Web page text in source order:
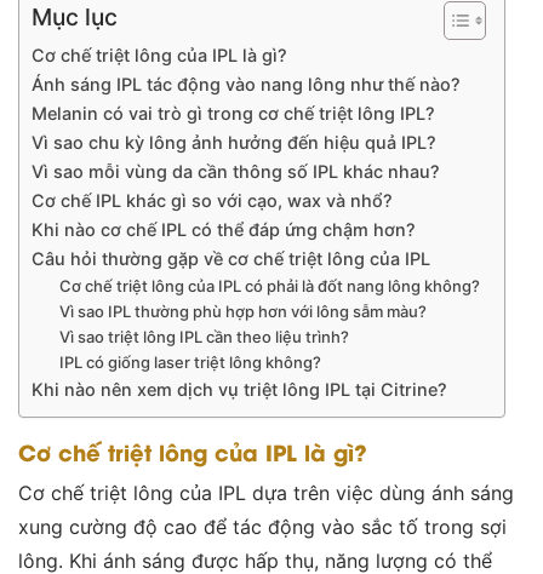
Mục lục
Cơ chế triệt lông của IPL là gì?
Ánh sáng IPL tác động vào nang lông như thế nào?
Melanin có vai trò gì trong cơ chế triệt lông IPL?
Vì sao chu kỳ lông ảnh hưởng đến hiệu quả IPL?
Vì sao mỗi vùng da cần thông số IPL khác nhau?
Cơ chế IPL khác gì so với cạo, wax và nhổ?
Khi nào cơ chế IPL có thể đáp ứng chậm hơn?
Câu hỏi thường gặp về cơ chế triệt lông của IPL
Cơ chế triệt lông của IPL có phải là đốt nang lông không?
Vì sao IPL thường phù hợp hơn với lông sẫm màu?
Vì sao triệt lông IPL cần theo liệu trình?
IPL có giống laser triệt lông không?
Khi nào nên xem dịch vụ triệt lông IPL tại Citrine?
Cơ chế triệt lông của IPL là gì?
Cơ chế triệt lông của IPL dựa trên việc dùng ánh sáng
xung cường độ cao để tác động vào sắc tố trong sợi
lông. Khi ánh sáng được hấp thụ, năng lượng có thể